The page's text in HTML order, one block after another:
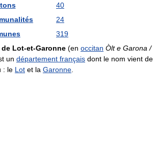
40
24
319
Lot-et-Garonne (en occitan Òlt e Garona /
un département français dont le nom vient de
: le Lot et la Garonne